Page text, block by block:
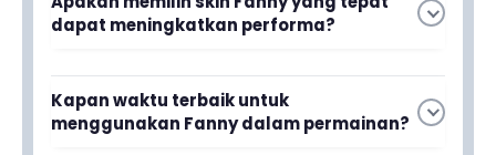
cantik dikombinasikan dengan gerakan yang
sangat lincah dan cepat, terutama saat
dapat meningkatkan performa?
Ya, memilih skin Fanny yang tepat dapat
meningkatkan performa bermain Anda secara
keseluruhan dalam pertandingan.
Kapan waktu terbaik untuk
menggunakan Fanny dalam permainan?